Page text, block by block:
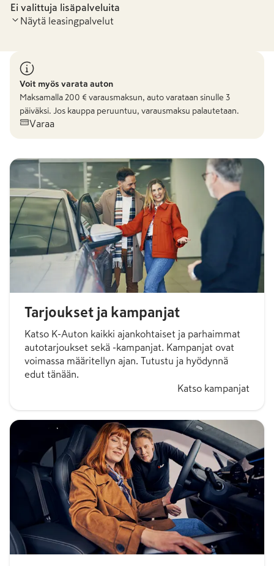
Ei valittuja lisäpalveluita
Näytä leasingpalvelut
Voit myös varata auton
Maksamalla 200 € varausmaksun, auto varataan sinulle 3
päiväksi. Jos kauppa peruuntuu, varausmaksu palautetaan.
Varaa
Tarjoukset ja kampanjat
Katso K-Auton kaikki ajankohtaiset ja parhaimmat
autotarjoukset sekä -kampanjat. Kampanjat ovat
voimassa määritellyn ajan. Tutustu ja hyödynnä
edut tänään.
Katso kampanjat